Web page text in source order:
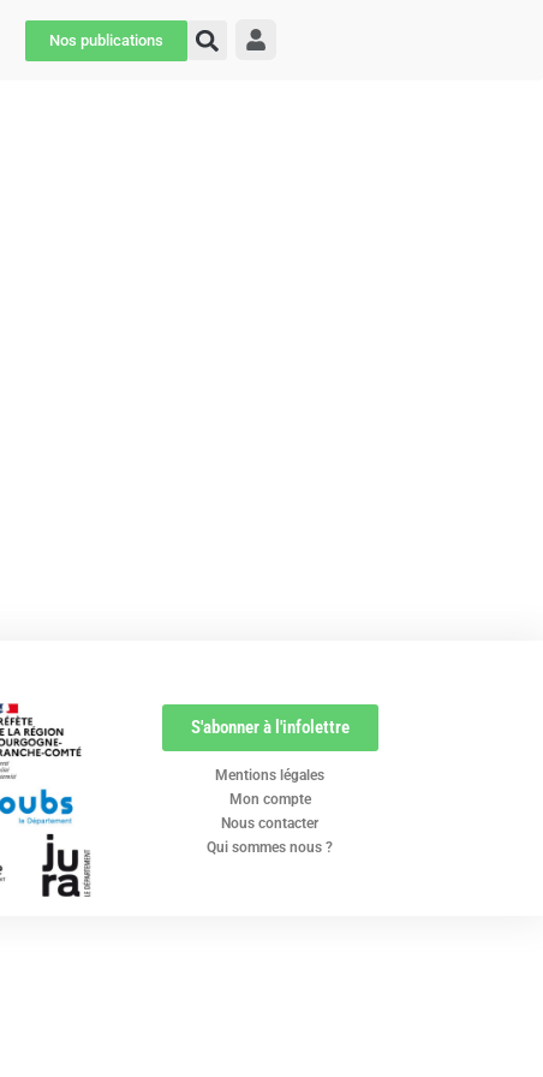
Nos publications
Mentions légales
Mon compte
Nous contacter
Qui sommes nous ?
S'abonner à l'infolettre